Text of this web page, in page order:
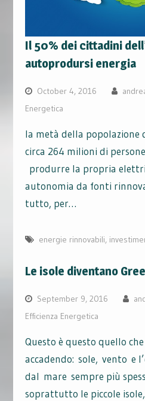
Il 50% dei cittadini
autoprodursi energia
October 4, 2016
Energetica
la metà della popolazione
circa 264 milioni di
produrre la propria
autonomia da fonti
tutto, per…
energie rinnovabili,
Le isole diventano
September 9, 2016
Efficienza Energetica
Questo è questo quello
accadendo: sole, vento e
dal mare sempre più
soprattutto le piccole